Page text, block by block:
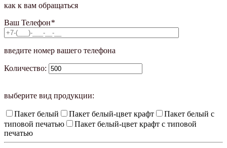
как к вам обращаться
Ваш Телефон*
введите номер вашего телефона
Количество:
выберите вид продукции:
Пакет белый Пакет белый-цвет крафт
Пакет белый с
типовой печатью
Пакет белый-цвет крафт с типовой
печатью